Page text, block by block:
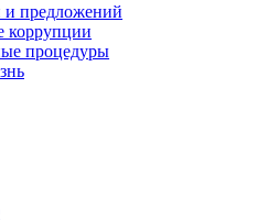
и предложений
коррупции
процедуры